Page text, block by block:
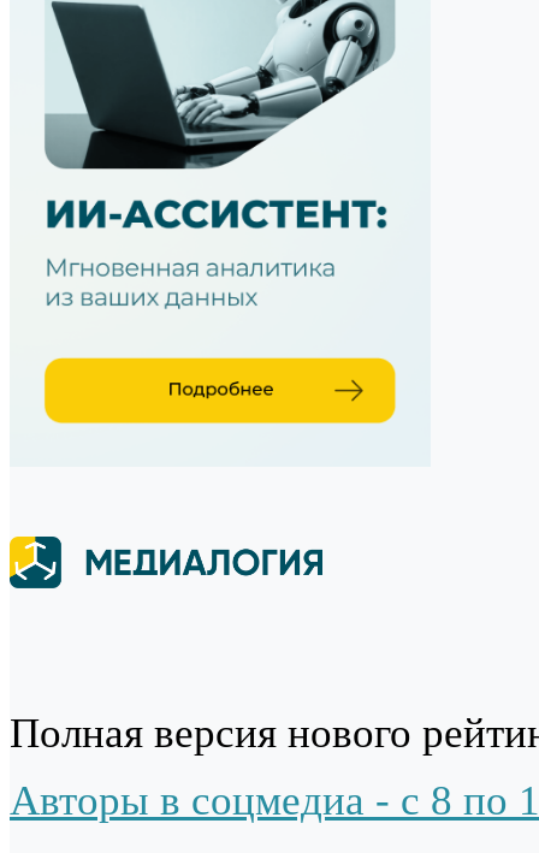
Полная версия нового
Авторы в соцмедиа - с 8 по